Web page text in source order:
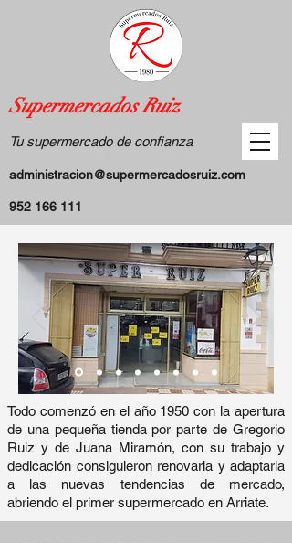
952 166 111
administracion@supermercadosruiz.com
Tu supermercado de confianza
Supermercados Ruiz
Todo comenzó en el año 1950 con la apertura
de una pequeña tienda por parte de Gregorio
Ruiz y de Juana Miramón, con su trabajo y
dedicación consiguieron renovarla y adaptarla
a las nuevas tendencias de mercado,
abriendo el primer supermercado en Arriate.